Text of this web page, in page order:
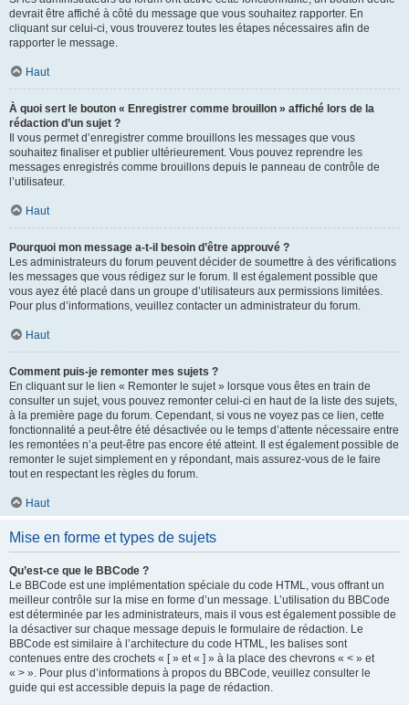
devrait être affiché à côté du message que vous souhaitez rapporter. En
cliquant sur celui-ci, vous trouverez toutes les étapes nécessaires afin de
rapporter le message.
Haut
À quoi sert le bouton « Enregistrer comme brouillon » affiché lors de la
rédaction d’un sujet ?
Il vous permet d’enregistrer comme brouillons les messages que vous
souhaitez finaliser et publier ultérieurement. Vous pouvez reprendre les
messages enregistrés comme brouillons depuis le panneau de contrôle de
l’utilisateur.
Haut
Pourquoi mon message a-t-il besoin d’être approuvé ?
Les administrateurs du forum peuvent décider de soumettre à des vérifications
les messages que vous rédigez sur le forum. Il est également possible que
vous ayez été placé dans un groupe d’utilisateurs aux permissions limitées.
Pour plus d’informations, veuillez contacter un administrateur du forum.
Haut
Comment puis-je remonter mes sujets ?
En cliquant sur le lien « Remonter le sujet » lorsque vous êtes en train de
consulter un sujet, vous pouvez remonter celui-ci en haut de la liste des sujets,
à la première page du forum. Cependant, si vous ne voyez pas ce lien, cette
fonctionnalité a peut-être été désactivée ou le temps d’attente nécessaire entre
les remontées n’a peut-être pas encore été atteint. Il est également possible de
remonter le sujet simplement en y répondant, mais assurez-vous de le faire
tout en respectant les règles du forum.
Haut
Mise en forme et types de sujets
Qu’est-ce que le BBCode ?
Le BBCode est une implémentation spéciale du code HTML, vous offrant un
meilleur contrôle sur la mise en forme d’un message. L’utilisation du BBCode
est déterminée par les administrateurs, mais il vous est également possible de
la désactiver sur chaque message depuis le formulaire de rédaction. Le
BBCode est similaire à l’architecture du code HTML, les balises sont
contenues entre des crochets « [ » et « ] » à la place des chevrons « < » et
« > ». Pour plus d’informations à propos du BBCode, veuillez consulter le
guide qui est accessible depuis la page de rédaction.